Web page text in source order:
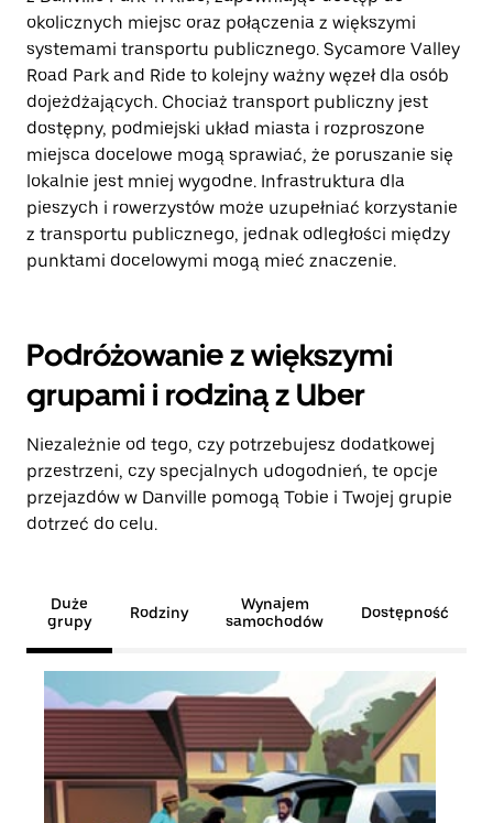
okolicznych miejsc oraz połączenia z większymi
systemami transportu publicznego. Sycamore Valley
Road Park and Ride to kolejny ważny węzeł dla osób
dojeżdżających. Chociaż transport publiczny jest
dostępny, podmiejski układ miasta i rozproszone
miejsca docelowe mogą sprawiać, że poruszanie się
lokalnie jest mniej wygodne. Infrastruktura dla
pieszych i rowerzystów może uzupełniać korzystanie
z transportu publicznego, jednak odległości między
punktami docelowymi mogą mieć znaczenie.
Podróżowanie z większymi
grupami i rodziną z Uber
Niezależnie od tego, czy potrzebujesz dodatkowej
przestrzeni, czy specjalnych udogodnień, te opcje
przejazdów w Danville pomogą Tobie i Twojej grupie
dotrzeć do celu.
Duże
grupy
Rodziny
Wynajem
samochodów
Dostępność